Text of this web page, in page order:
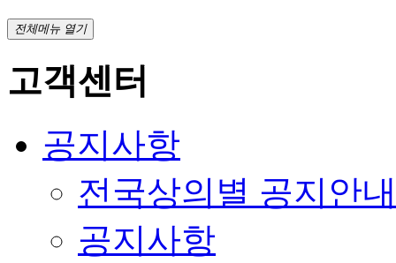
전체메뉴 열기
고객센터
공지사항
전국상의별 공지안내
공지사항